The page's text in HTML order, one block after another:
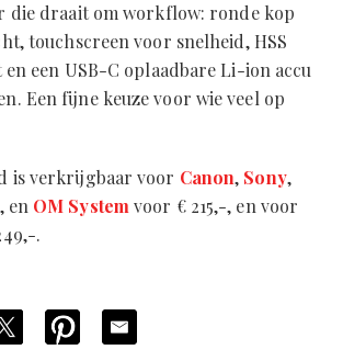
die draait om workflow: ronde kop
touchscreen voor snelheid, HSS
een USB-C oplaadbare Li-ion accu
Een fijne keuze voor wie veel op
is verkrijgbaar voor Canon, Sony,
, en OM Systemvoor € 215,-, en voor
.